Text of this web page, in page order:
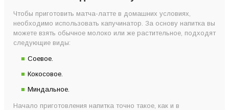
Чтобы приготовить матча-латте в домашних условиях,
необходимо использовать капучинатор. За основу напитка вы
можете взять обычное молоко или же растительное, подходят
следующие виды:
Соевое.
Кокосовое.
Миндальное.
Начало приготовления напитка точно такое, как и в